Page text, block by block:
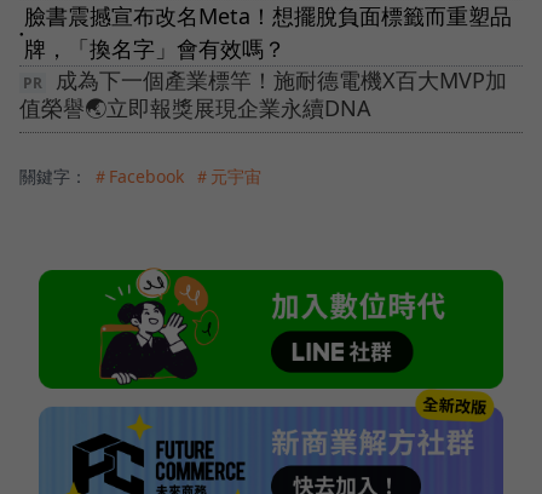
●
臉書震撼宣布改名Meta！想擺脫負面標籤而重塑品
牌，「換名字」會有效嗎？
成為下一個產業標竿！施耐德電機X百大MVP加
值榮譽🌏立即報獎展現企業永續DNA
關鍵字： ＃Facebook ＃元宇宙